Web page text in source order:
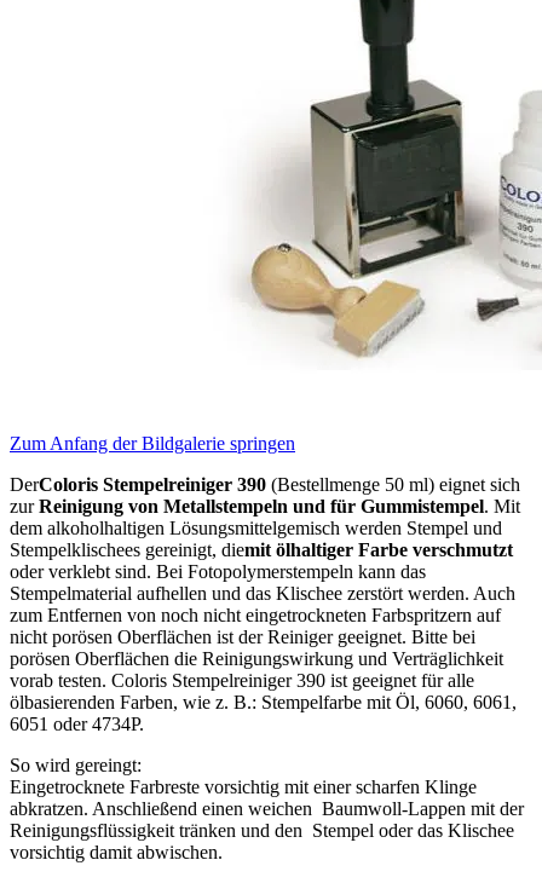
Zum Anfang der Bildgalerie springen
DerColoris Stempelreiniger 390 (Bestellmenge 50 ml) eignet sich
zurReinigung von Metallstempeln und für Gummistempel. Mit
dem alkoholhaltigen Lösungsmittelgemisch werden Stempel und
Stempelklischees gereinigt, diemit ölhaltiger Farbe verschmutzt
oder verklebt sind. Bei Fotopolymerstempeln kann das
Stempelmaterial aufhellen und das Klischee zerstört werden. Auch
zum Entfernen von noch nicht eingetrockneten Farbspritzern auf
nicht porösen Oberflächen ist der Reiniger geeignet. Bitte bei
porösen Oberflächen die Reinigungswirkung und Verträglichkeit
vorab testen. Coloris Stempelreiniger 390 ist geeignet für alle
ölbasierenden Farben, wie z. B.: Stempelfarbe mit Öl, 6060, 6061,
6051 oder 4734P.
So wird gereingt:
Eingetrocknete Farbreste vorsichtig mit einer scharfen Klinge
abkratzen. Anschließend einen weichen Baumwoll-Lappen mit der
Reinigungsflüssigkeit tränken und den Stempel oder das Klischee
vorsichtig damit abwischen.